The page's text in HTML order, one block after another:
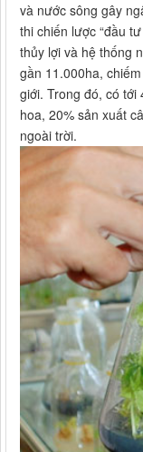
và nước sông gây
thi chiến lược “đầu
thủy lợi và hệ thống
gần 11.000ha,
giới. Trong đó, có tới
hoa, 20% sản xuất
ngoài trời.